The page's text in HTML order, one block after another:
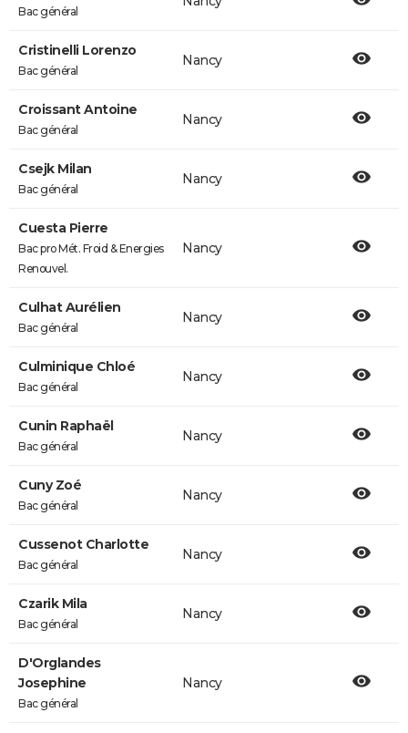
Bac général
Cristinelli Lorenzo
Bac général
Nancy
Croissant Antoine
Bac général
Nancy
Csejk Milan
Bac général
Nancy
Cuesta Pierre
Bac pro Mét. Froid & Energies
Renouvel.
Nancy
Culhat Aurélien
Bac général
Nancy
Culminique Chloé
Bac général
Nancy
Cunin Raphaël
Bac général
Nancy
Cuny Zoé
Bac général
Nancy
Cussenot Charlotte
Bac général
Nancy
Czarik Mila
Bac général
Nancy
D'Orglandes
Josephine
Bac général
Nancy